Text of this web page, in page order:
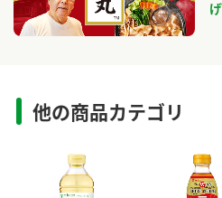
他の商品カテゴリ